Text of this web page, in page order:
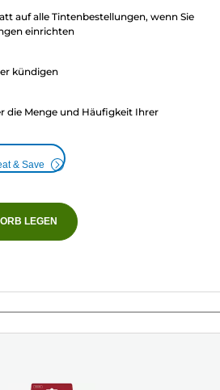
auf alle Tintenbestellungen, wenn Sie
einrichten
kündigen
die Menge und Häufigkeit Ihrer
& Save
LEGEN